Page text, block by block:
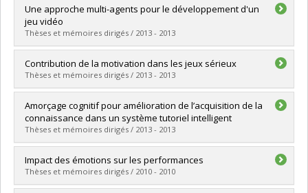
Graduate :Jraidi, Imène
Cycle :Doctoral
Grade :Ph. D.
Lien vers le document dans Papyrus
Une approche multi-agents pour le développement d'un
jeu vidéo
Thèses et mémoires dirigés / 2013 - 2013
Graduate :Asselin, Guillaume
Cycle : Master's
Grade :M. Sc.
Contribution de la motivation dans les jeux sérieux
Thèses et mémoires dirigés / 2013 - 2013
Graduate :Derbali, Lotfi
Cycle :Doctoral
Grade :Ph. D.
Lien vers le document dans Papyrus
Amorçage cognitif pour amélioration de l’acquisition de la
connaissance dans un système tutoriel intelligent
Thèses et mémoires dirigés / 2013 - 2013
Graduate :Chalfoun, Pierre
Cycle : Doctoral
Grade :Ph. D.
Impact des émotions sur les performances
Thèses et mémoires dirigés / 2010 - 2010